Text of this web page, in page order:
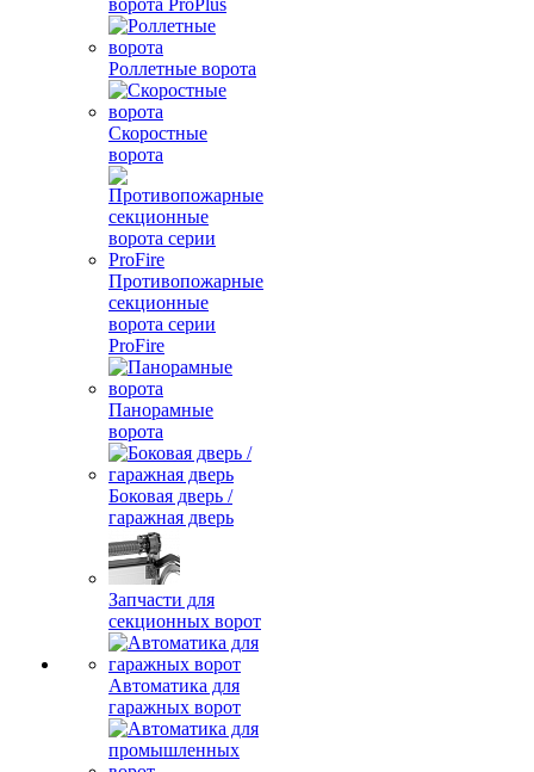
ворота ProPlus
Роллетные ворота
Скоростные
ворота
Противопожарные
секционные
ворота серии
ProFire
Панорамные
ворота
Боковая дверь /
гаражная дверь
Запчасти для
секционных ворот
Автоматика для
гаражных ворот